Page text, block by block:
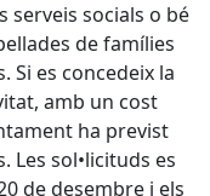
serveis socials o bé
de famílies
es concedeix la
amb un cost
ha previst
Les sol•licituds es
de desembre i els